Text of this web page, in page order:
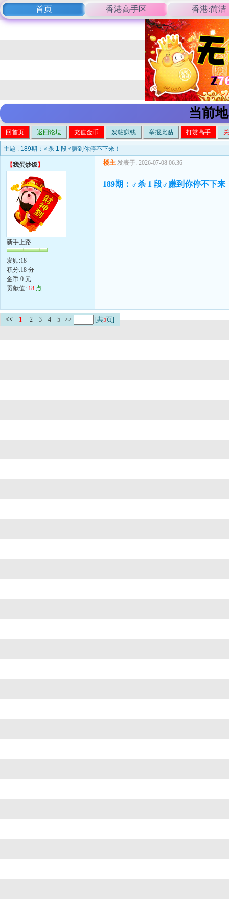
首页 香港高手区 香港:简洁
当前
回首页 返回论坛 充值金币 发帖赚钱 举报此贴 打赏高手
主题 : 189期：♂杀 1 段♂赚到你停不下来！
【我蛋炒饭】
新手上路
发贴:18
积分:18 分
金币:0 元
贡献值: 18 点
楼主 发表于: 2026-07-08 06:36
189期：♂杀 1 段♂赚到你停不下来
<< 1 2 3 4 5 >> [共5页]